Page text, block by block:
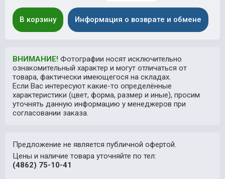
В корзину Информация о возврате и обмене
ВНИМАНИЕ! Фотографии носят исключительно
ознакомительный характер и могут отличаться от
товара, фактически имеющегося на складах.
Если Вас интересуют какие-то определённые
характеристики (цвет, форма, размер и иные), просим
уточнять данную информацию у менеджеров при
согласовании заказа.
Предложение не является публичной офертой.
Цены и наличие товара уточняйте по тел:
(4862) 75-10-41